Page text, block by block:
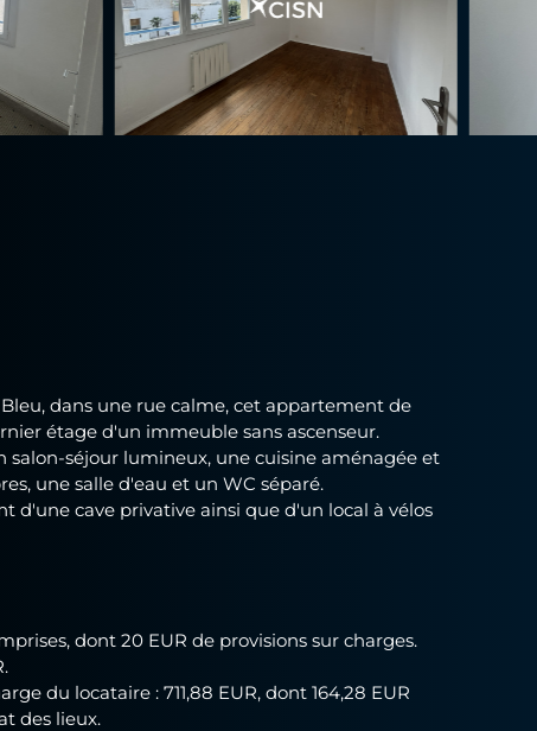
dans une rue calme, cet appartement de
étage d'un immeuble sans ascenseur.
salon-séjour lumineux, une cuisine aménagée et
une salle d'eau et un WC séparé.
d'une cave privative ainsi que d'un local à vélos
dont 20 EUR de provisions sur charges.
du locataire : 711,88 EUR, dont 164,28 EUR
des lieux.